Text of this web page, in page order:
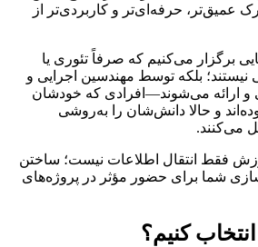
عمیق‌تر، حرفه‌ای‌تر و کاربردی‌تر از
برگزار می‌کنیم که صرفاً تئوری یا
نیستند؛ بلکه توسط مهندسین اجرایی و
و ارائه می‌شوند—افرادی که خودشان
و حالا دانش‌شان را به‌روشی
می‌کنند.
فقط انتقال اطلاعات نیست؛ ساختن
شما برای حضور مؤثر در پروژه‌های
کنیم؟